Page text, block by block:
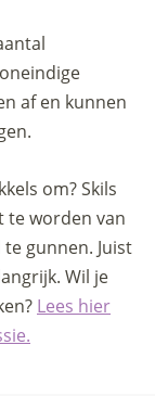
af en kunnen
om? Skils
te worden van
gunnen. Juist
Wil je
Lees hier